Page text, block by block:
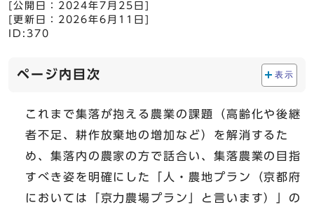
[公開日： 2024年7月25日
[更新日： 2026年6月11日
ID:370
ページ内目次 表示
これまで集落が抱える農業の課題（高齢化や後継
者不足、耕作放棄地の増加など）を解消するた
め、集落内の農家の方で話合い、集落農業の目指
すべき姿を明確にした「人・農地プラン（京都府
においては「京力農場プラン」と言います）」の